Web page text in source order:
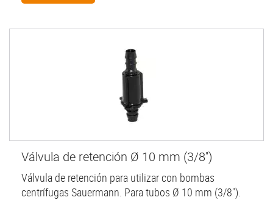
Válvula de retención Ø 10 mm (3/8'')
Válvula de retención para utilizar con bombas
centrífugas Sauermann. Para tubos Ø 10 mm (3/8").